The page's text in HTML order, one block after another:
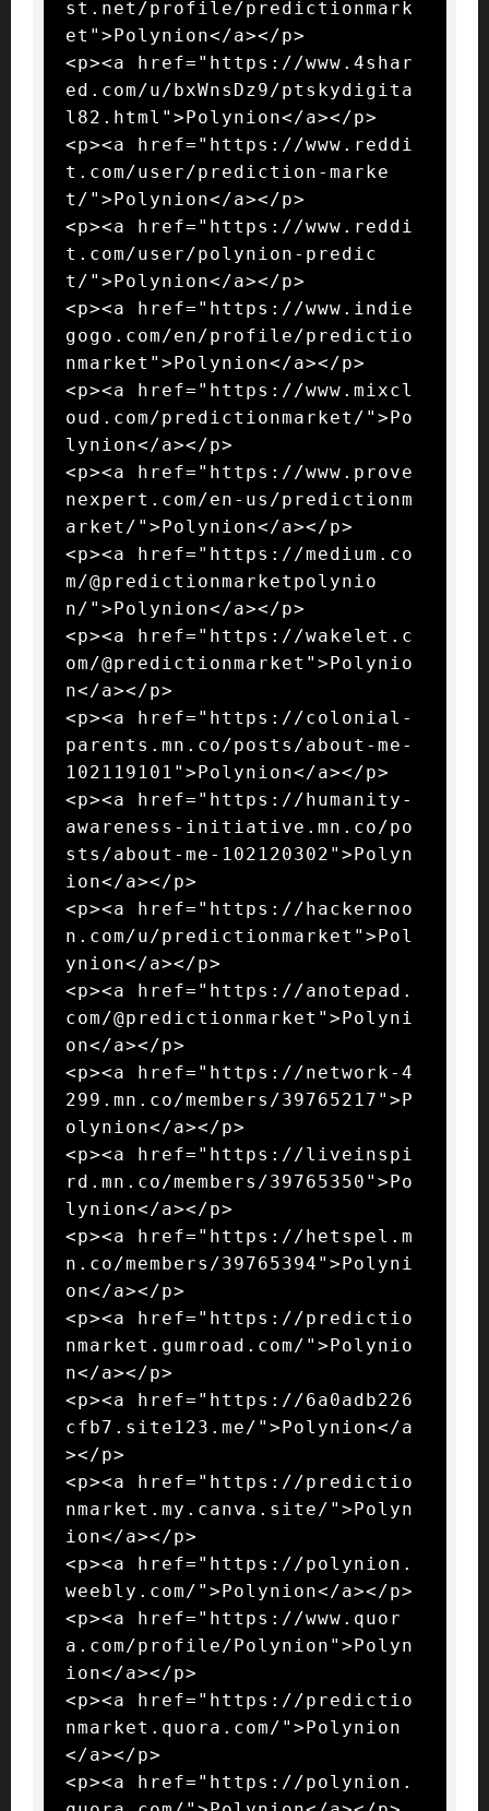
st.net/profile/predictionmark
et">Polynion</a></p>
<p><a href="https://www.4shar
ed.com/u/bxWnsDz9/ptskydigita
l82.html">Polynion</a></p>
<p><a href="https://www.reddi
t.com/user/prediction-marke
t/">Polynion</a></p>
<p><a href="https://www.reddi
t.com/user/polynion-predic
t/">Polynion</a></p>
<p><a href="https://www.indie
gogo.com/en/profile/predictio
nmarket">Polynion</a></p>
<p><a href="https://www.mixcl
oud.com/predictionmarket/">Po
lynion</a></p>
<p><a href="https://www.prove
nexpert.com/en-us/predictionm
arket/">Polynion</a></p>
<p><a href="https://medium.co
m/@predictionmarketpolynio
n/">Polynion</a></p>
<p><a href="https://wakelet.c
om/@predictionmarket">Polynio
n</a></p>
<p><a href="https://colonial-
parents.mn.co/posts/about-me-
102119101">Polynion</a></p>
<p><a href="https://humanity-
awareness-initiative.mn.co/po
sts/about-me-102120302">Polyn
ion</a></p>
<p><a href="https://hackernoo
n.com/u/predictionmarket">Pol
ynion</a></p>
<p><a href="https://anotepad.
com/@predictionmarket">Polyni
on</a></p>
<p><a href="https://network-4
299.mn.co/members/39765217">P
olynion</a></p>
<p><a href="https://liveinspi
rd.mn.co/members/39765350">Po
lynion</a></p>
<p><a href="https://hetspel.m
n.co/members/39765394">Polyni
on</a></p>
<p><a href="https://predictio
nmarket.gumroad.com/">Polynio
n</a></p>
<p><a href="https://6a0adb226
cfb7.site123.me/">Polynion</a
></p>
<p><a href="https://predictio
nmarket.my.canva.site/">Polyn
ion</a></p>
<p><a href="https://polynion.
weebly.com/">Polynion</a></p>
<p><a href="https://www.quor
a.com/profile/Polynion">Polyn
ion</a></p>
<p><a href="https://predictio
nmarket.quora.com/">Polynion
</a></p>
<p><a href="https://polynion.